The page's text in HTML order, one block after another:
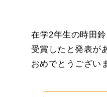
在学2年生の時田
受賞したと発表が
おめでとうござい